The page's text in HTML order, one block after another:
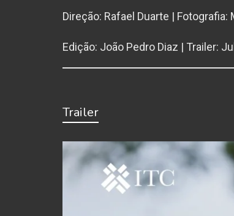
Direção: Rafael Duarte | Fotografia:
Edição: João Pedro Diaz | Trailer:
Trailer